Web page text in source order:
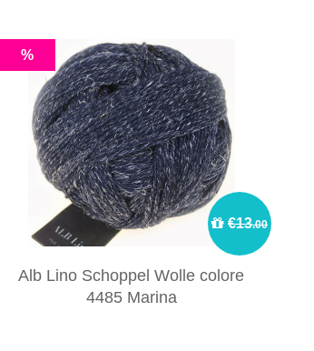
€13.00
%
Alb Lino Schoppel Wolle colore
4485 Marina